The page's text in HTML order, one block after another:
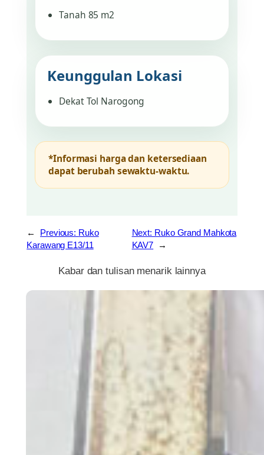
Tanah 85 m2
Keunggulan Lokasi
Dekat Tol Narogong
*Informasi harga dan ketersediaan
dapat berubah sewaktu-waktu.
← Previous: Ruko
Karawang E13/11
Next: Ruko Grand Mahkota
KAV7
→
Kabar dan tulisan menarik lainnya